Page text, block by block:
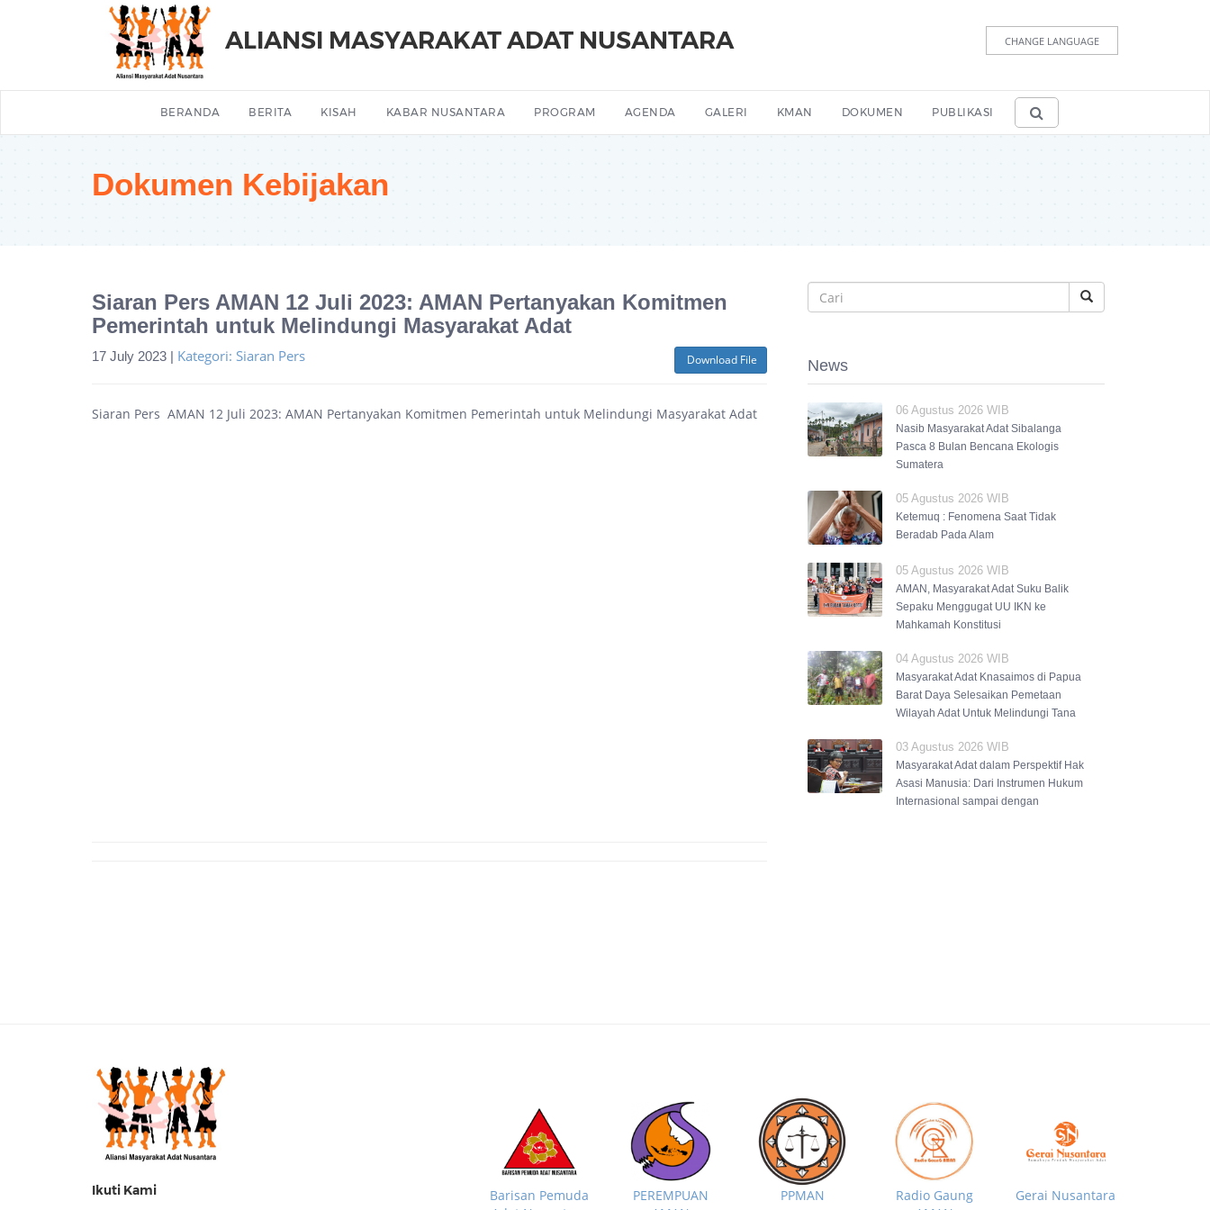
ALIANSI MASYARAKAT ADAT NUSANTARA CHANGE LANGUAGE
BERANDA BERITA KISAH KABAR NUSANTARA PROGRAM AGENDA GALERI KMAN DOKUMEN PUBLIKASI
Dokumen Kebijakan
Siaran Pers AMAN 12 Juli 2023: AMAN Pertanyakan Komitmen
Pemerintah untuk Melindungi Masyarakat Adat
Download File
17 July 2023 | Kategori: Siaran Pers
Siaran Pers AMAN 12 Juli 2023: AMAN Pertanyakan Komitmen Pemerintah untuk Melindungi Masyarakat Adat
News
06 Agustus 2026 WIB
Nasib Masyarakat Adat Sibalanga
Pasca 8 Bulan Bencana Ekologis
Sumatera
05 Agustus 2026 WIB
Ketemuq : Fenomena Saat Tidak
Beradab Pada Alam
05 Agustus 2026 WIB
AMAN, Masyarakat Adat Suku Balik
Sepaku Menggugat UU IKN ke
Mahkamah Konstitusi
04 Agustus 2026 WIB
Masyarakat Adat Knasaimos di Papua
Barat Daya Selesaikan Pemetaan
Wilayah Adat Untuk Melindungi Tana
03 Agustus 2026 WIB
Masyarakat Adat dalam Perspektif Hak
Asasi Manusia: Dari Instrumen Hukum
Internasional sampai dengan
Ikuti Kami
Barisan Pemuda
PEREMPUAN
PPMAN
Radio Gaung
Gerai Nusantara